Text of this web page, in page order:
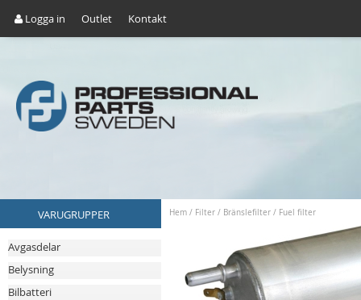
Logga in Outlet Kontakt
VARUGRUPPER
Avgasdelar
Belysning
Bilbatteri
Hem / Filter / Bränslefilter / Fuel filter